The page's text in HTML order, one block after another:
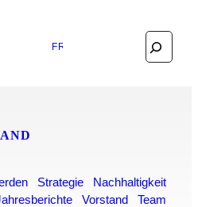
FRANÇAIS
Search
Strategie
Nachhaltigkeit
Vorstand Team